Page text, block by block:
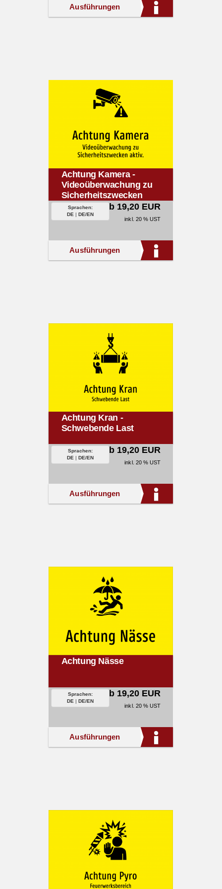
Ausführungen
Achtung Kamera -
Videoüberwachung zu
Sicherheitszwecken
aktiv.
Sprachen:
DE | DE/EN
ab 19,20 EUR
inkl. 20 % UST
Ausführungen
Achtung Kran -
Schwebende Last
Sprachen:
DE | DE/EN
ab 19,20 EUR
inkl. 20 % UST
Ausführungen
Achtung Nässe
Sprachen:
DE | DE/EN
ab 19,20 EUR
inkl. 20 % UST
Ausführungen